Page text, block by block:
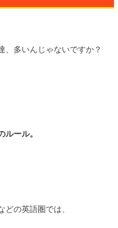
、多いんじゃないですか？
ルール。
どの英語圏では、